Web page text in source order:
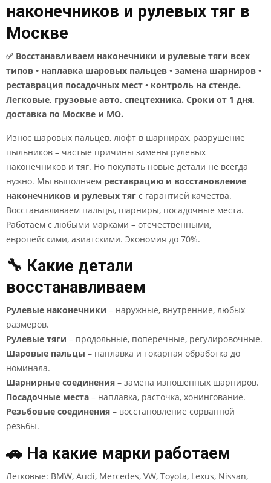
наконечников и рулевых тяг в
Москве
✅ Восстанавливаем наконечники и рулевые тяги всех
типов • наплавка шаровых пальцев • замена шарниров •
реставрация посадочных мест • контроль на стенде.
Легковые, грузовые авто, спецтехника. Сроки от 1 дня,
доставка по Москве и МО.
Износ шаровых пальцев, люфт в шарнирах, разрушение
пыльников – частые причины замены рулевых
наконечников и тяг. Но покупать новые детали не всегда
нужно. Мы выполняем реставрацию и восстановление
наконечников и рулевых тяг с гарантией качества.
Восстанавливаем пальцы, шарниры, посадочные места.
Работаем с любыми марками – отечественными,
европейскими, азиатскими. Экономия до 70%.
🔧 Какие детали
восстанавливаем
Рулевые наконечники – наружные, внутренние, любых
размеров.
Рулевые тяги – продольные, поперечные, регулировочные.
Шаровые пальцы – наплавка и токарная обработка до
номинала.
Шарнирные соединения – замена изношенных шарниров.
Посадочные места – наплавка, расточка, хонингование.
Резьбовые соединения – восстановление сорванной
резьбы.
🚗 На какие марки работаем
Легковые: BMW, Audi, Mercedes, VW, Toyota, Lexus, Nissan,